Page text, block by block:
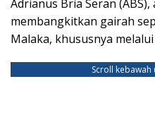
Adrianus Bria Seran
membangkitkan gairah
Malaka, khususnya
Scroll